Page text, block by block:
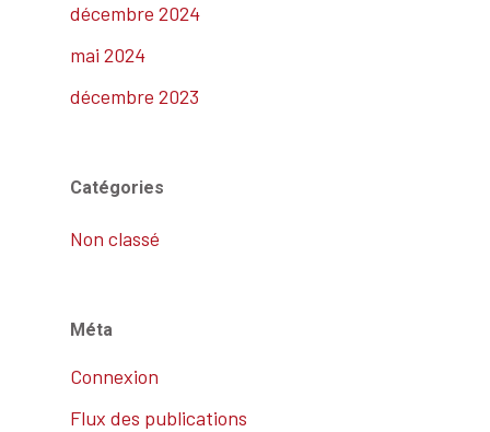
décembre 2024
mai 2024
décembre 2023
Catégories
Non classé
Méta
Connexion
Flux des publications